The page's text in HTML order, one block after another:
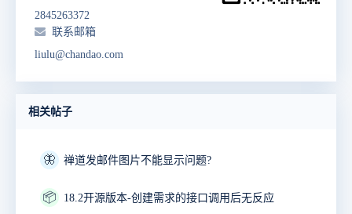
2845263372
联系邮箱
liulu@chandao.com
相关帖子
🦋 禅道发邮件图片不能显示问题?
📦 18.2开源版本-创建需求的接口调用后无反应